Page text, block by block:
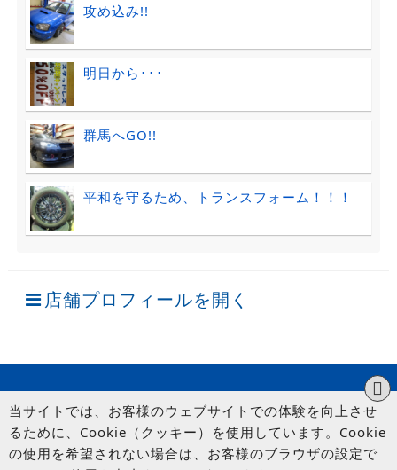
攻め込み!!
明日から･･･
群馬へGO!!
平和を守るため、トランスフォーム！！！
店舗プロフィールを開く
当サイトでは、お客様のウェブサイトでの体験を向上させ
るために、Cookie（クッキー）を使用しています。Cookie
の使用を希望されない場合は、お客様のブラウザの設定で